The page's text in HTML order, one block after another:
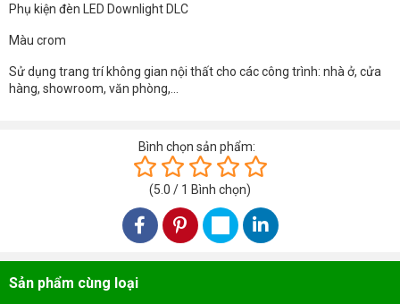
Phụ kiện đèn LED Downlight DLC
Màu crom
Sử dụng trang trí không gian nội thất cho các công trình: nhà ở, cửa
hàng, showroom, văn phòng,...
Bình chọn sản phẩm:
(5.0 / 1 Bình chọn)
Sản phẩm cùng loại